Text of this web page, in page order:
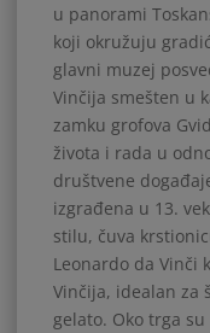
u panorami
koji okružuju
glavni muzej
Vinčija smešten u
zamku grofova
života i rada u
društvene
izgrađena u 13.
stilu, čuva
Leonardo da Vinči
Vinčija, idealan za
gelato. Oko trga